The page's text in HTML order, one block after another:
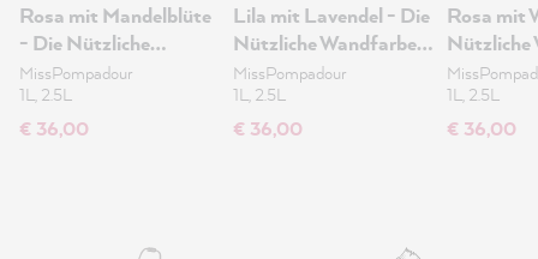
Rosa mit Mandelblüte
- Die Nützliche
Wandfarbe 1L
MissPompadour
1L, 2.5L
€ 36,00
Lila mit Lavendel - Die
Nützliche Wandfarbe
1L
MissPompadour
1L, 2.5L
€ 36,00
Rosa mit
Nützliche
1L
1L, 2.5L
€ 36,00